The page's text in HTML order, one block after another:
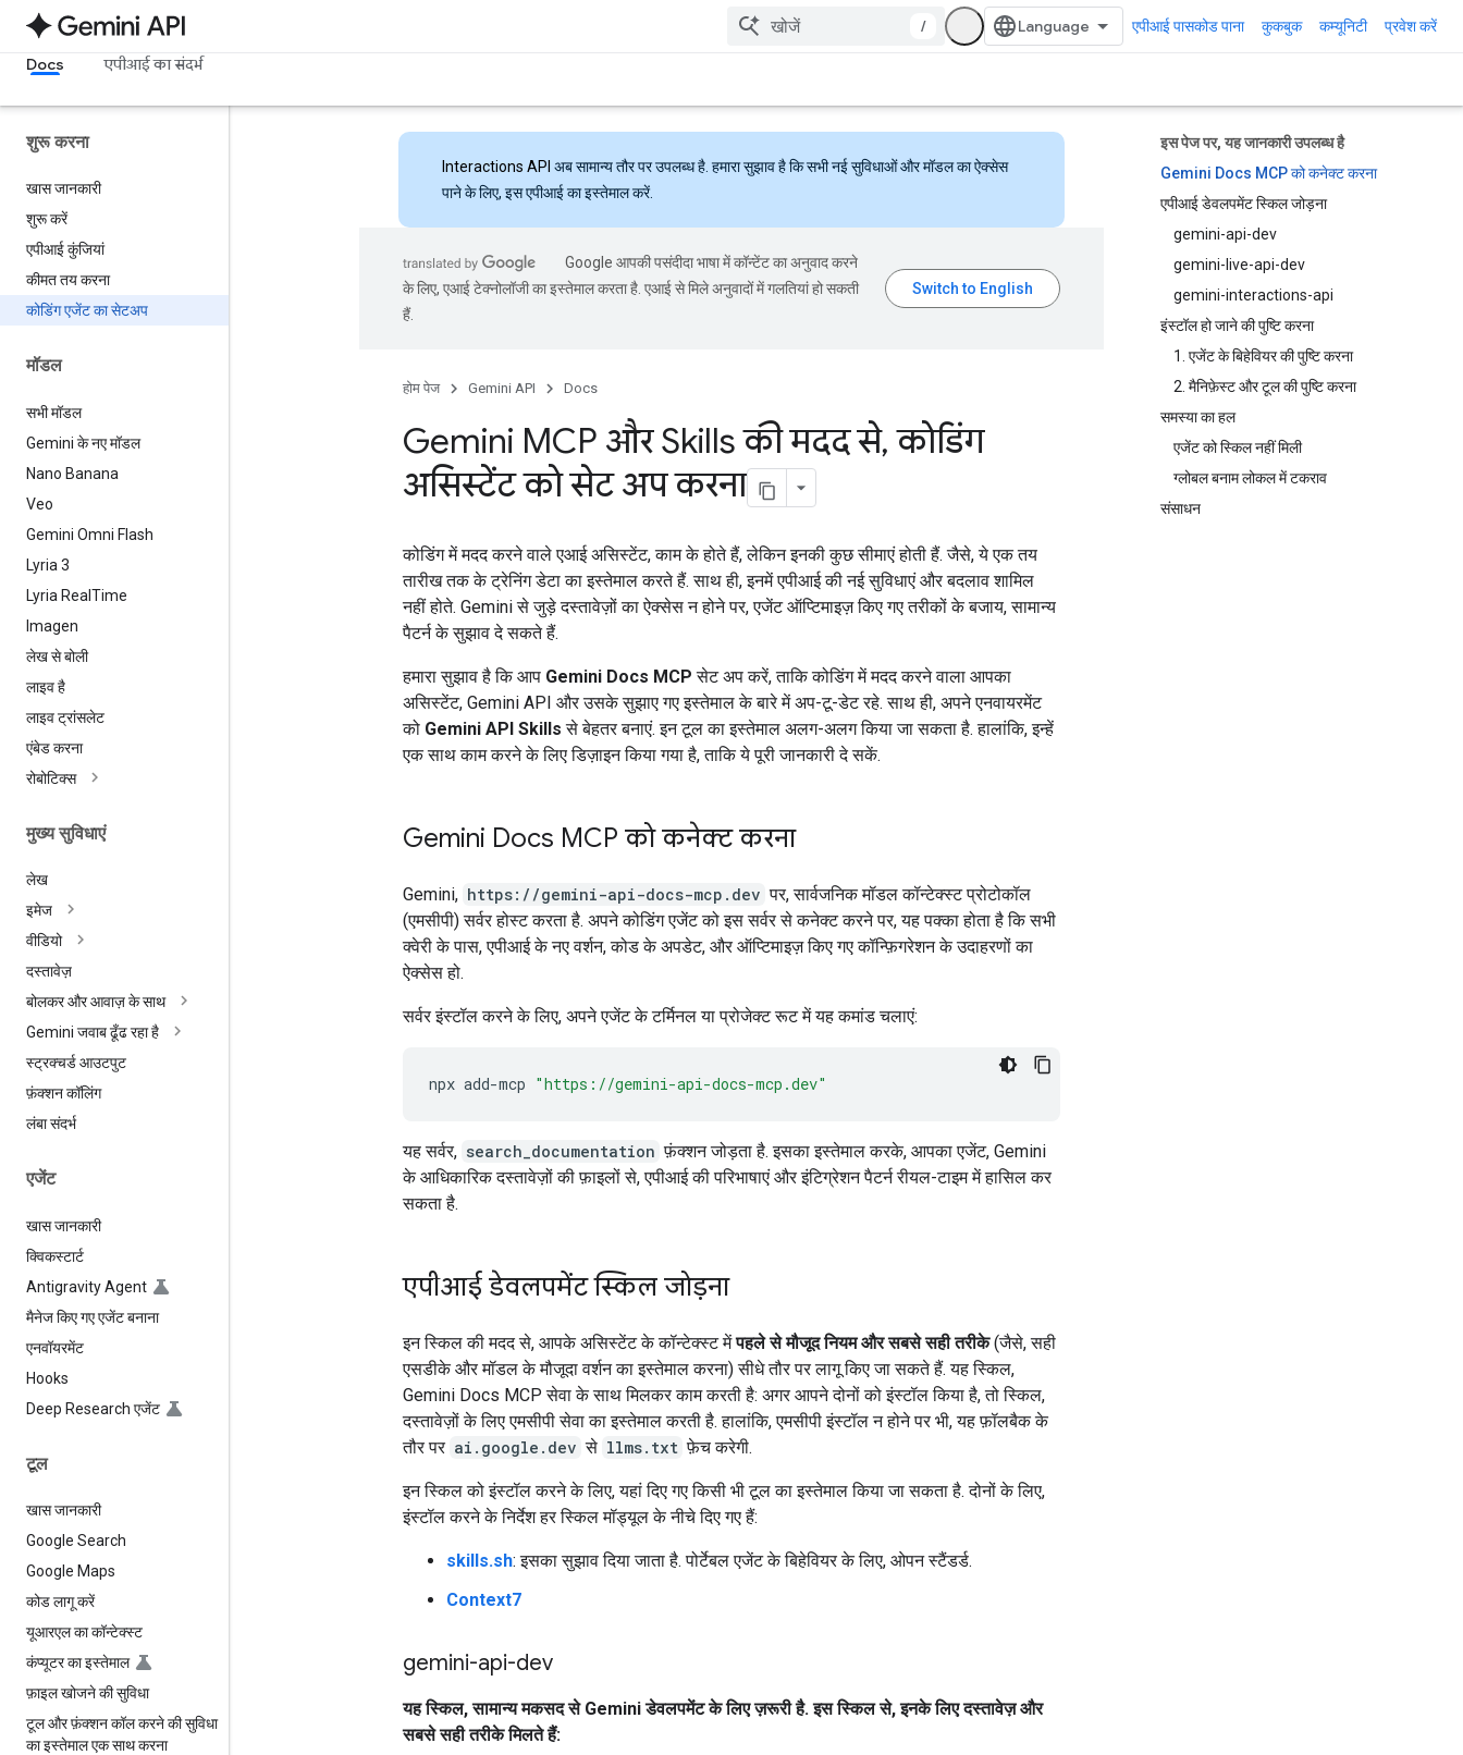
/ एपीआई पासकोड पाना कुकबुक कम्यूनिटी प्रवेश करें
Docs एपीआई का संदर्भ
शुरू करना
खास जानकारी
शुरू करें
एपीआई कुंजियां
कीमत तय करना
कोडिंग एजेंट का सेटअप
मॉडल
सभी मॉडल
Gemini के नए मॉडल
Nano Banana
Veo
Gemini Omni Flash
Lyria 3
Lyria Real Time
Imagen
लेख से बोली
लाइव है
लाइव ट्रांसलेट
एंबेड करना
रोबोटिक्स
मुख्य सुविधाएं
लेख
इमेज
वीडियो
दस्तावेज़
बोलकर और आवाज़ के साथ
Gemini जवाब ढूँढ रहा है
स्ट्रक्चर्ड आउटपुट
फ़ंक्शन कॉलिंग
लंबा संदर्भ
एजेंट
खास जानकारी
क्विकस्टार्ट
Antigravity Agent
मैनेज किए गए एजेंट बनाना
एनवॉयरमेंट
Hooks
Deep Research एजेंट
टूल
खास जानकारी
Google Search
Google Maps
कोड लागू करें
यूआरएल का कॉन्टेक्स्ट
कंप्यूटर का इस्तेमाल
फ़ाइल खोजने की सुविधा
टूल और फ़ंक्शन कॉल करने की सुविधा
का इस्तेमाल एक साथ करना
इस पेज पर, यह जानकारी उपलब्ध है
Gemini Docs MCP को कनेक्ट करना
एपीआई डेवलपमेंट स्किल जोड़ना
gemini-api-dev
gemini-live-api-dev
gemini-interactions-api
इंस्टॉल हो जाने की पुष्टि करना
1. एजेंट के बिहेवियर की पुष्टि करना
2. मैनिफ़ेस्ट और टूल की पुष्टि करना
समस्या का हल
एजेंट को स्किल नहीं मिली
ग्लोबल बनाम लोकल में टकराव
संसाधन
Interactions API अब सामान्य तौर पर उपलब्ध है. हमारा सुझाव है कि सभी नई सुविधाओं और मॉडल का ऐक्सेस
पाने के लिए, इस एपीआई का इस्तेमाल करें.
Google आपकी पसंदीदा भाषा में कॉन्टेंट का अनुवाद करने
के लिए, एआई टेक्नोलॉजी का इस्तेमाल करता है. एआई से मिले अनुवादों में गलतियां हो सकती
हैं.
होम पेज Gemini API Docs
Gemini MCP और Skills की मदद से, कोडिंग
असिस्टेंट को सेट अप करना
कोडिंग में मदद करने वाले एआई असिस्टेंट, काम के होते हैं, लेकिन इनकी कुछ सीमाएं होती हैं. जैसे, ये एक तय
तारीख तक के ट्रेनिंग डेटा का इस्तेमाल करते हैं. साथ ही, इनमें एपीआई की नई सुविधाएं और बदलाव शामिल
नहीं होते. Gemini से जुड़े दस्तावेज़ों का ऐक्सेस न होने पर, एजेंट ऑप्टिमाइज़ किए गए तरीकों के बजाय, सामान्य
पैटर्न के सुझाव दे सकते हैं.
हमारा सुझाव है कि आप Gemini Docs MCP सेट अप करें, ताकि कोडिंग में मदद करने वाला आपका
असिस्टेंट, Gemini API और उसके सुझाए गए इस्तेमाल के बारे में अप-टू-डेट रहे. साथ ही, अपने एनवायरमेंट
को Gemini API Skills से बेहतर बनाएं. इन टूल का इस्तेमाल अलग-अलग किया जा सकता है. हालांकि, इन्हें
एक साथ काम करने के लिए डिज़ाइन किया गया है, ताकि ये पूरी जानकारी दे सकें.
Gemini Docs MCP को कनेक्ट करना
Gemini, https://gemini-api-docs-mcp.dev पर, सार्वजनिक मॉडल कॉन्टेक्स्ट प्रोटोकॉल
(एमसीपी) सर्वर होस्ट करता है. अपने कोडिंग एजेंट को इस सर्वर से कनेक्ट करने पर, यह पक्का होता है कि सभी
क्वेरी के पास, एपीआई के नए वर्शन, कोड के अपडेट, और ऑप्टिमाइज़ किए गए कॉन्फ़िगरेशन के उदाहरणों का
ऐक्सेस हो.
सर्वर इंस्टॉल करने के लिए, अपने एजेंट के टर्मिनल या प्रोजेक्ट रूट में यह कमांड चलाएं:
npx add-mcp "https://gemini-api-docs-mcp.dev"
यह सर्वर, search_documentation फ़ंक्शन जोड़ता है. इसका इस्तेमाल करके, आपका एजेंट, Gemini
के आधिकारिक दस्तावेज़ों की फ़ाइलों से, एपीआई की परिभाषाएं और इंटिग्रेशन पैटर्न रीयल-टाइम में हासिल कर
सकता है.
एपीआई डेवलपमेंट स्किल जोड़ना
इन स्किल की मदद से, आपके असिस्टेंट के कॉन्टेक्स्ट मेंपहले से मौजूद नियम और सबसे सही तरीके(जैसे, सही
एसडीके और मॉडल के मौजूदा वर्शन का इस्तेमाल करना) सीधे तौर पर लागू किए जा सकते हैं. यह स्किल,
Gemini Docs MCP सेवा के साथ मिलकर काम करती है: अगर आपने दोनों को इंस्टॉल किया है, तो स्किल,
दस्तावेज़ों के लिए एमसीपी सेवा का इस्तेमाल करती है. हालांकि, एमसीपी इंस्टॉल न होने पर भी, यह फ़ॉलबैक के
तौर पर ai.google.dev से llms.txt फ़ेच करेगी.
इन स्किल को इंस्टॉल करने के लिए, यहां दिए गए किसी भी टूल का इस्तेमाल किया जा सकता है. दोनों के लिए,
इंस्टॉल करने के निर्देश हर स्किल मॉड्यूल के नीचे दिए गए हैं:
skills.sh: इसका सुझाव दिया जाता है. पोर्टेबल एजेंट के बिहेवियर के लिए, ओपन स्टैंडर्ड.
Context7
gemini-api-dev
यह स्किल, सामान्य मकसद से Gemini डेवलपमेंट के लिए ज़रूरी है. इस स्किल से, इनके लिए दस्तावेज़ और
सबसे सही तरीके मिलते हैं: